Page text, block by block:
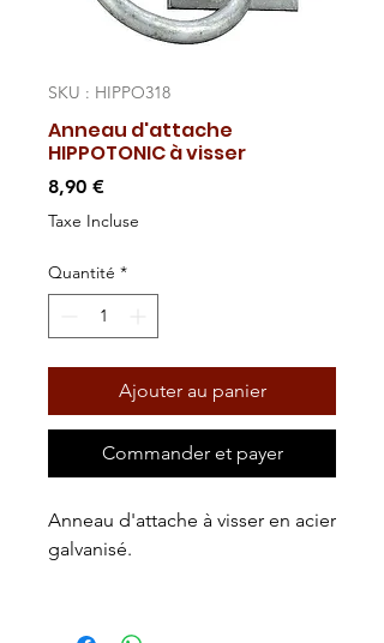
SKU : HIPPO318
Anneau d'attache
HIPPOTONIC à visser
8,90 €Prix
Taxe Incluse
Quantité *
Ajouter au panier
Commander et payer
Anneau d'attache à visser en acier
galvanisé.